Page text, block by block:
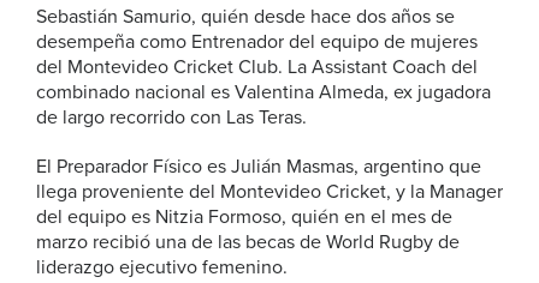
Sebastián Samurio, quién desde hace dos años se
desempeña como Entrenador del equipo de mujeres
del Montevideo Cricket Club. La Assistant Coach del
combinado nacional es Valentina Almeda, ex jugadora
de largo recorrido con Las Teras.
El Preparador Físico es Julián Masmas, argentino que
llega proveniente del Montevideo Cricket, y la Manager
del equipo es Nitzia Formoso, quién en el mes de
marzo recibió una de las becas de World Rugby de
liderazgo ejecutivo femenino.